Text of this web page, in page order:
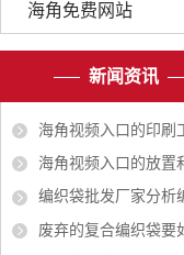
海角免费网站
新闻资讯
海角视频入口的印刷工艺越
海角视频入口的放置
编织袋批发厂家分析编织袋对人体有
废弃的复合编织袋要如